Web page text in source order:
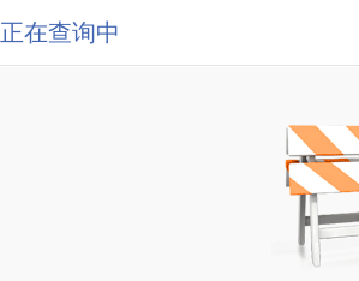
正在查询中